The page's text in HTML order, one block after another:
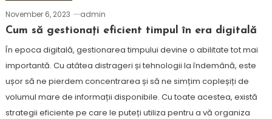
November 6, 2023
admin
Cum să gestionați eficient timpul în era digitală
În epoca digitală, gestionarea timpului devine o abilitate tot mai
importantă. Cu atâtea distrageri și tehnologii la îndemână, este
ușor să ne pierdem concentrarea și să ne simțim copleșiți de
volumul mare de informații disponibile. Cu toate acestea, există
strategii eficiente pe care le puteți utiliza pentru a vă organiza